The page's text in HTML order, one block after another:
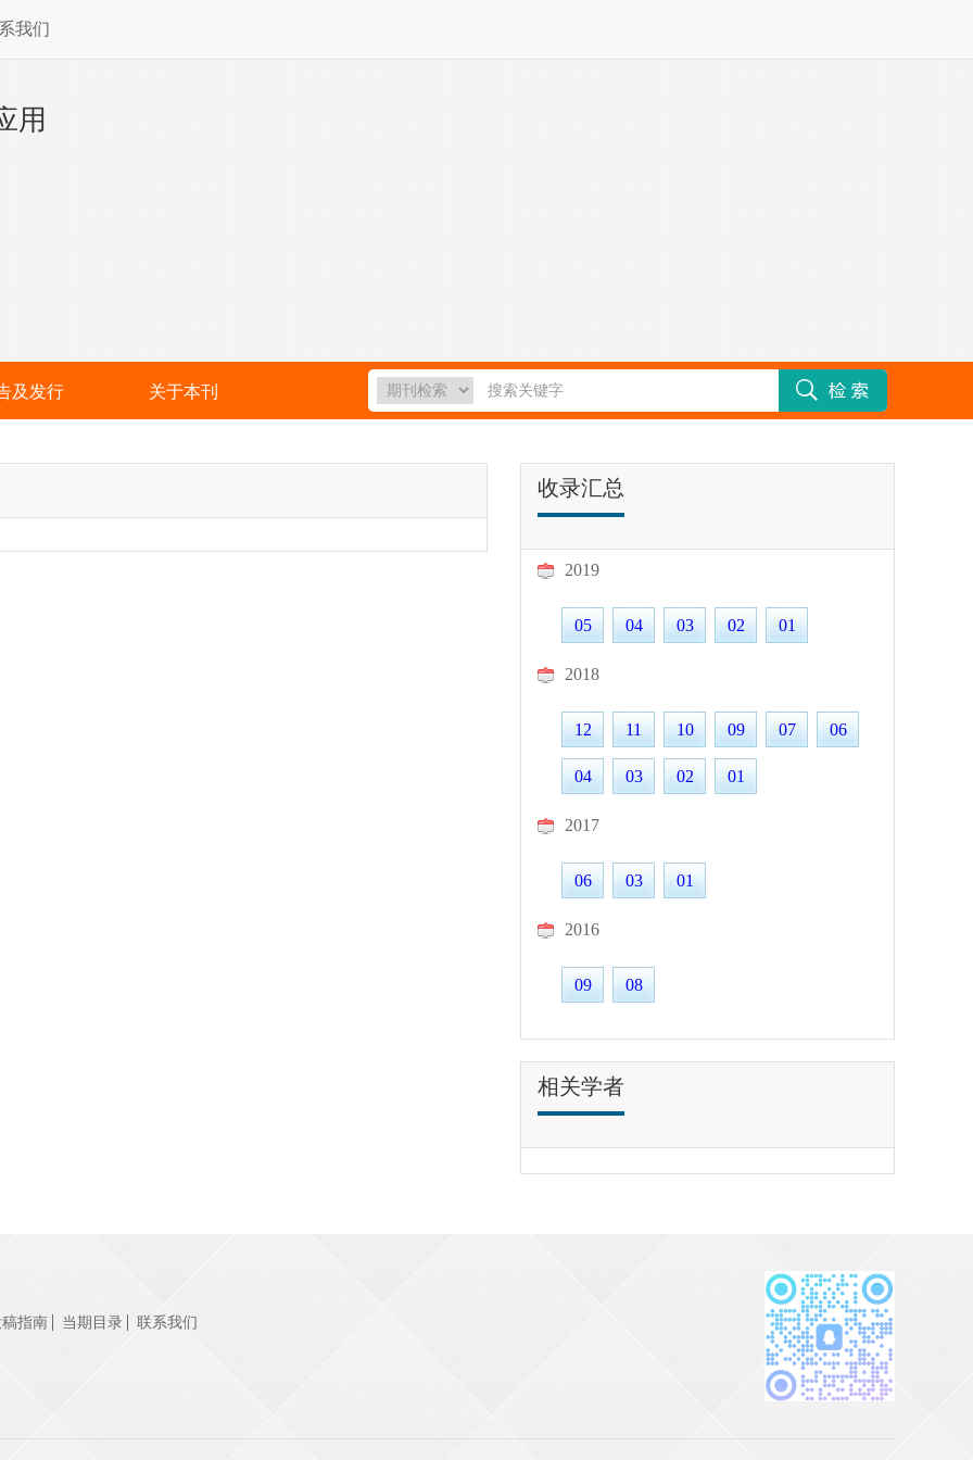
我们
用
及发行 关于本刊
收录汇总
2019
05 04 03 02 01
2018
12 11 10 09 07 06
04 03 02 01
2017
06 03 01
2016
09 08
相关学者
指南 当期目录 联系我们